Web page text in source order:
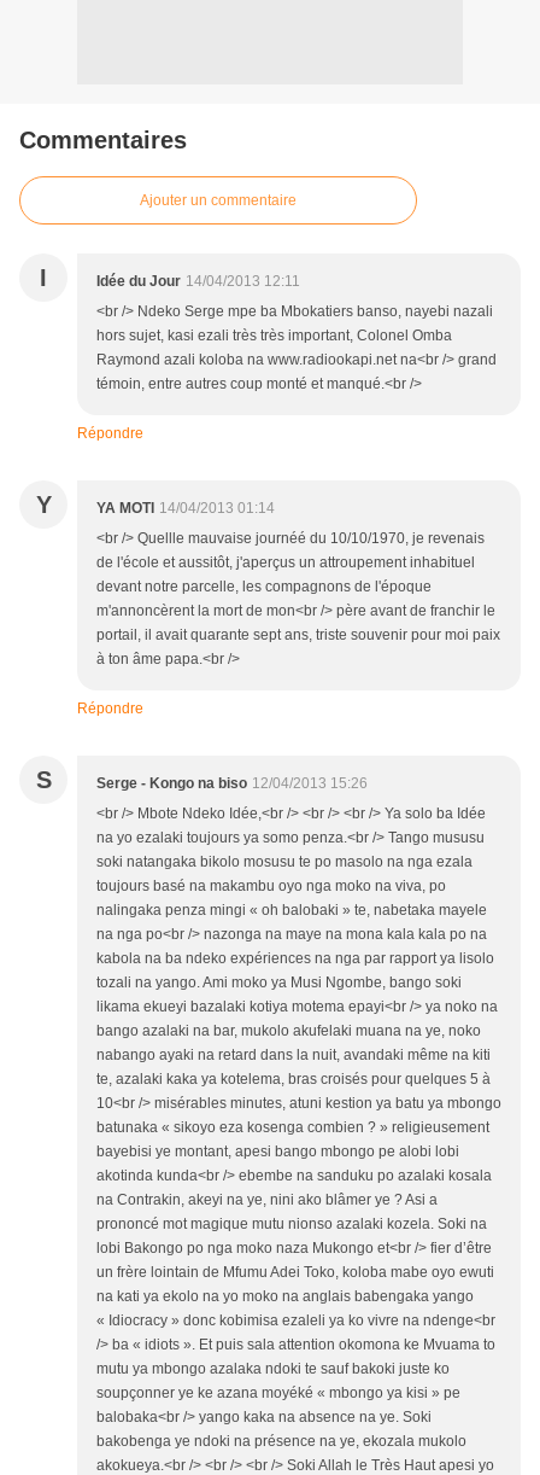
Commentaires
Ajouter un commentaire
I Idée du Jour 14/04/2013 12:11
<br /> Ndeko Serge mpe ba Mbokatiers banso, nayebi nazali
hors sujet, kasi ezali très très important, Colonel Omba
Raymond azali koloba na www.radiookapi.net na<br /> grand
témoin, entre autres coup monté et manqué.<br />
Répondre
Y YA MOTI 14/04/2013 01:14
<br /> Quellle mauvaise journéé du 10/10/1970, je revenais
de l'école et aussitôt, j'aperçus un attroupement inhabituel
devant notre parcelle, les compagnons de l'époque
m'annoncèrent la mort de mon<br /> père avant de franchir le
portail, il avait quarante sept ans, triste souvenir pour moi paix
à ton âme papa.<br />
Répondre
S Serge - Kongo na biso 12/04/2013 15:26
<br /> Mbote Ndeko Idée,<br /> <br /> <br /> Ya solo ba Idée
na yo ezalaki toujours ya somo penza.<br /> Tango mususu
soki natangaka bikolo mosusu te po masolo na nga ezala
toujours basé na makambu oyo nga moko na viva, po
nalingaka penza mingi « oh balobaki » te, nabetaka mayele
na nga po<br /> nazonga na maye na mona kala kala po na
kabola na ba ndeko expériences na nga par rapport ya lisolo
tozali na yango. Ami moko ya Musi Ngombe, bango soki
likama ekueyi bazalaki kotiya motema epayi<br /> ya noko na
bango azalaki na bar, mukolo akufelaki muana na ye, noko
nabango ayaki na retard dans la nuit, avandaki même na kiti
te, azalaki kaka ya kotelema, bras croisés pour quelques 5 à
10<br /> misérables minutes, atuni kestion ya batu ya mbongo
batunaka « sikoyo eza kosenga combien ? » religieusement
bayebisi ye montant, apesi bango mbongo pe alobi lobi
akotinda kunda<br /> ebembe na sanduku po azalaki kosala
na Contrakin, akeyi na ye, nini ako blâmer ye ? Asi a
prononcé mot magique mutu nionso azalaki kozela. Soki na
lobi Bakongo po nga moko naza Mukongo et<br /> fier d’être
un frère lointain de Mfumu Adei Toko, koloba mabe oyo ewuti
na kati ya ekolo na yo moko na anglais babengaka yango
« Idiocracy » donc kobimisa ezaleli ya ko vivre na ndenge<br
/> ba « idiots ». Et puis sala attention okomona ke Mvuama to
mutu ya mbongo azalaka ndoki te sauf bakoki juste ko
soupçonner ye ke azana moyéké « mbongo ya kisi » pe
balobaka<br /> yango kaka na absence na ye. Soki
bakobenga ye ndoki na présence na ye, ekozala mukolo
akokueya.<br /> <br /> <br /> Soki Allah le Très Haut apesi yo